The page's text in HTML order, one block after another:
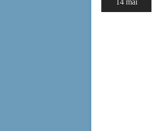
14 mai